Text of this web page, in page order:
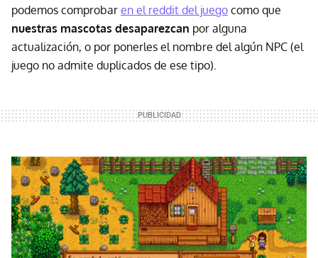
podemos comprobar en el reddit del juego como que
nuestras mascotas desaparezcan por alguna
actualización, o por ponerles el nombre del algún NPC (el
juego no admite duplicados de ese tipo).